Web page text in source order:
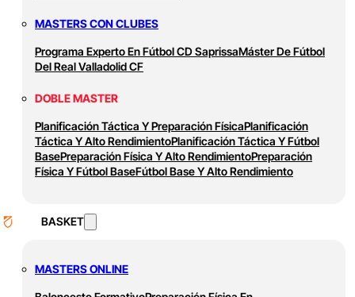
MASTERS CON CLUBES
Programa Experto En Fútbol CD SaprissaMáster De Fútbol
Del Real Valladolid CF
DOBLE MASTER
Planificación Táctica Y Preparación FísicaPlanificación
Táctica Y Alto RendimientoPlanificación Táctica Y Fútbol
BasePreparación Física Y Alto RendimientoPreparación
Física Y Fútbol BaseFútbol Base Y Alto Rendimiento
BASKET
MASTERS ONLINE